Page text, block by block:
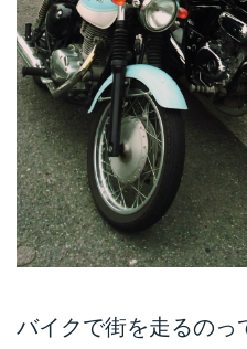
バイクで街を走るのっ